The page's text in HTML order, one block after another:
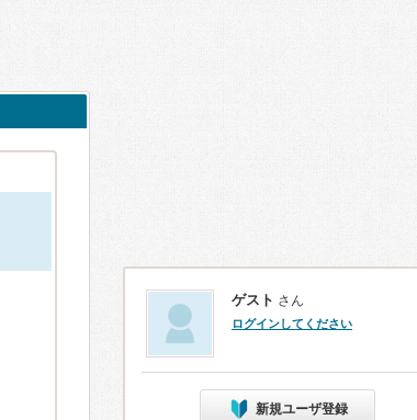
ゲスト さん
ログインしてください
新規ユーザ登録